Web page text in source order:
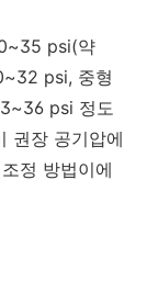
psi(약
psi, 중형
psi 정도
권장 공기압에
정 방법이에